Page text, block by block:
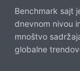
Benchmark sajt
dnevnom nivou
mnoštvo
globalne